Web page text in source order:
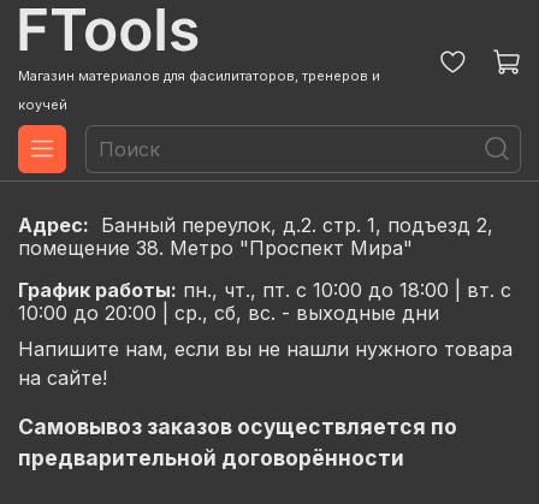
Магазин материалов для фасилитаторов, тренеров и
коучей
Адрес: Банный переулок, д.2. стр. 1, подъезд 2,
помещение 38. Метро "Проспект Мира"
График работы: пн., чт., пт. с 10:00 до 18:00 | вт. с
10:00 до 20:00 | ср., сб, вс. - выходные дни
Напишите нам, если вы не нашли нужного товара
на сайте!
Самовывоз заказов осуществляется по
предварительной договорённости